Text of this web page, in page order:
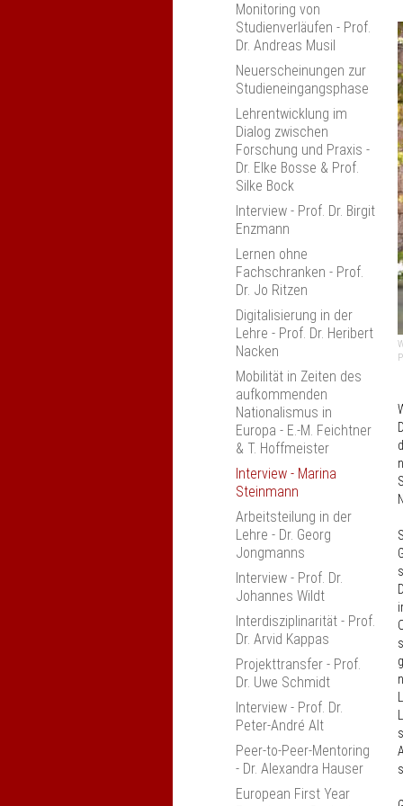
Ulm
Erfahrungsaustausch
in den Ingenieur­
wissenschaften" Bonn
Studiengang-Monitoring
2019
Jahrestagung 2019
Zur praktischen
Umsetzung der
Kompetenzorientierung,
Anerkennung an
Hochschulen, Leipzig
"Die Einheit von Lehren,
Lernen und Prüfen"
Anerkennung und
Anrechnung an
Hochschulen
Verbesserung von
Anerkennung und
Mobilität
Studieneingangsphase
im Umbruch
Erfahrungsaustausch
"Kompetenzorientierung
in den Ingenieur­
wissenschaften"
Ingolstadt
Praktika Tagung
nexus-Jahrestagung
2018
Interprofessionalität
fördern
Erfahrungsaustausch
"Entrepreneurship-
orientiertes Lehren und
Monitoring von
Studienverläufen - Prof.
Dr. Andreas Musil
Neuerscheinungen zur
Studieneingangsphase
Lehrentwicklung im
Dialog zwischen
Forschung und Praxis -
Dr. Elke Bosse & Prof.
Silke Bock
Interview - Prof. Dr. Birgit
Enzmann
Lernen ohne
Fachschranken - Prof.
Dr. Jo Ritzen
Digitalisierung in der
Lehre - Prof. Dr. Heribert
Nacken
Mobilität in Zeiten des
aufkommenden
Nationalismus in
Europa - E.-M. Feichtner
& T. Hoffmeister
Interview - Marina
Steinmann
Arbeitsteilung in der
Lehre - Dr. Georg
Jongmanns
Interview - Prof. Dr.
Johannes Wildt
Interdisziplinarität - Prof.
Dr. Arvid Kappas
Projekttransfer - Prof.
Dr. Uwe Schmidt
Interview - Prof. Dr.
Peter-André Alt
Peer-to-Peer-Mentoring
- Dr. Alexandra Hauser
European First Year